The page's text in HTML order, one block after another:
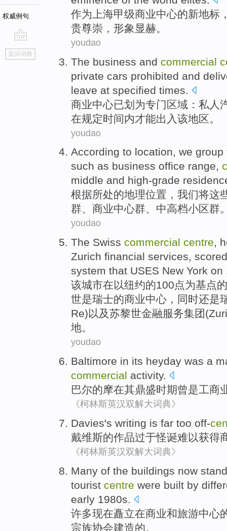
权威例句
go
top
返回词典
作为 上海甲级商业中心的新地标
贵尊崇 ，形象 显赫。
youdao
The business and commercial
private cars prohibited and
leave at specified times
商业中心已划为专门区域 ： 私人
在规定时间内才能出入该地区。
youdao
According to location, we group
such as business office range,
middle and high-grade
根据所处的地理位置 ， 我们将这
群、 商业中心群、 中高档小区群
youdao
The Swiss commercial centre,
Zurich financial services, scored
system that USES New York on
该城市在以纽约的100点为基点的
世是瑞士的商业中心 ，同时还是
Re)以及苏黎世金融服务集团
地。
youdao
Baltimore in its heyday was a
commercial activity.
巴尔的摩在其鼎盛时期曾是工商
《柯林斯英汉双解大词典》
Davies's writing is far too off-
戴维斯的作品过于怪诞难以获得
《柯林斯英汉双解大词典》
Many of the buildings now
tourist centre were built by
early 1980s
许多现在矗立在商业和旅游中心
宗族协会建造的。